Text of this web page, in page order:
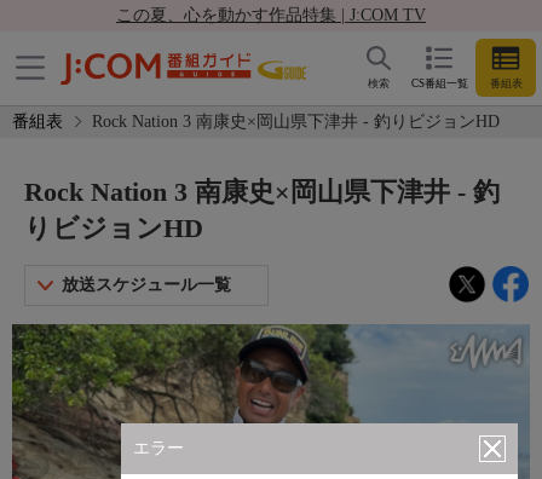
この夏、心を動かす作品特集 | J:COM TV
CS番組一覧 番組表
検索
番組表 Rock Nation 3 南康史×岡山県下津井 - 釣りビジョンHD
エラー
Rock Nation 3 南康史×岡山県下津井 - 釣
りビジョンHD
放送スケジュール一覧